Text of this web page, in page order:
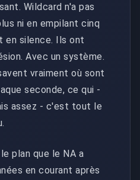
Wildcard n'a pas
ni en empilant cinq
en silence. Ils ont
Avec un système.
vraiment où sont
seconde, ce qui -
assez - c'est tout le
plan que le NA a
en courant après